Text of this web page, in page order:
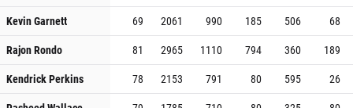
Kevin Garnett
69 2061 990 185 506
68
Rajon Rondo
81 2965 1110 794 360
189
Kendrick Perkins
78 2153 791 80 595
26